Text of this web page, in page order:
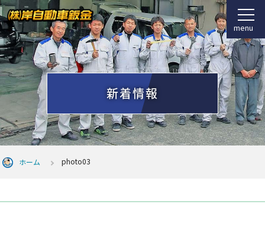
menu
新着情報
ホーム photo03